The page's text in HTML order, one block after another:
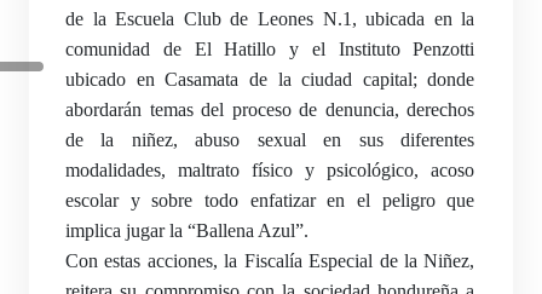
de la Escuela Club de Leones N.1, ubicada en la
comunidad de El Hatillo y el Instituto Penzotti
ubicado en Casamata de la ciudad capital; donde
abordarán temas del proceso de denuncia, derechos
de la niñez, abuso sexual en sus diferentes
modalidades, maltrato físico y psicológico, acoso
escolar y sobre todo enfatizar en el peligro que
implica jugar la “Ballena Azul”.
Con estas acciones, la Fiscalía Especial de la Niñez,